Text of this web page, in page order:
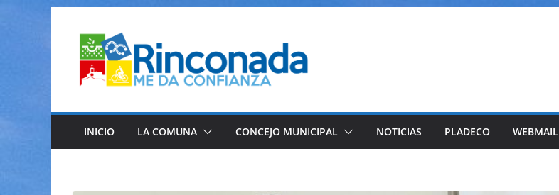
contenido
INICIO LA COMUNA CONCEJO MUNICIPAL NOTICIAS PLADECO WEBMAIL